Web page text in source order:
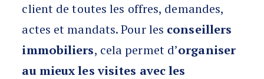
client de toutes les offres, demandes,
actes et mandats. Pour les conseillers
immobiliers, cela permet d’organiser
au mieux les visites avec les